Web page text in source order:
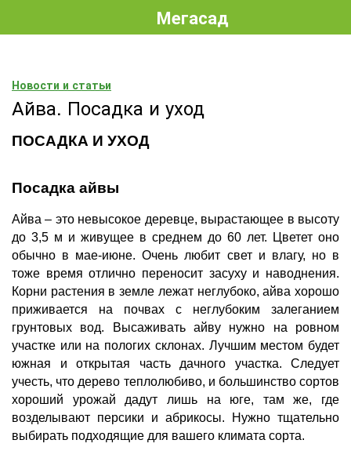
Мегасад
Новости и статьи
Айва. Посадка и уход
ПОСАДКА И УХОД
Посадка айвы
Айва – это невысокое деревце, вырастающее в высоту
до 3,5 м и живущее в среднем до 60 лет. Цветет оно
обычно в мае-июне. Очень любит свет и влагу, но в
тоже время отлично переносит засуху и наводнения.
Корни растения в земле лежат неглубоко, айва хорошо
приживается на почвах с неглубоким залеганием
грунтовых вод. Высаживать айву нужно на ровном
участке или на пологих склонах. Лучшим местом будет
южная и открытая часть дачного участка. Следует
учесть, что дерево теплолюбиво, и большинство сортов
хороший урожай дадут лишь на юге, там же, где
возделывают персики и абрикосы. Нужно тщательно
выбирать подходящие для вашего климата сорта.